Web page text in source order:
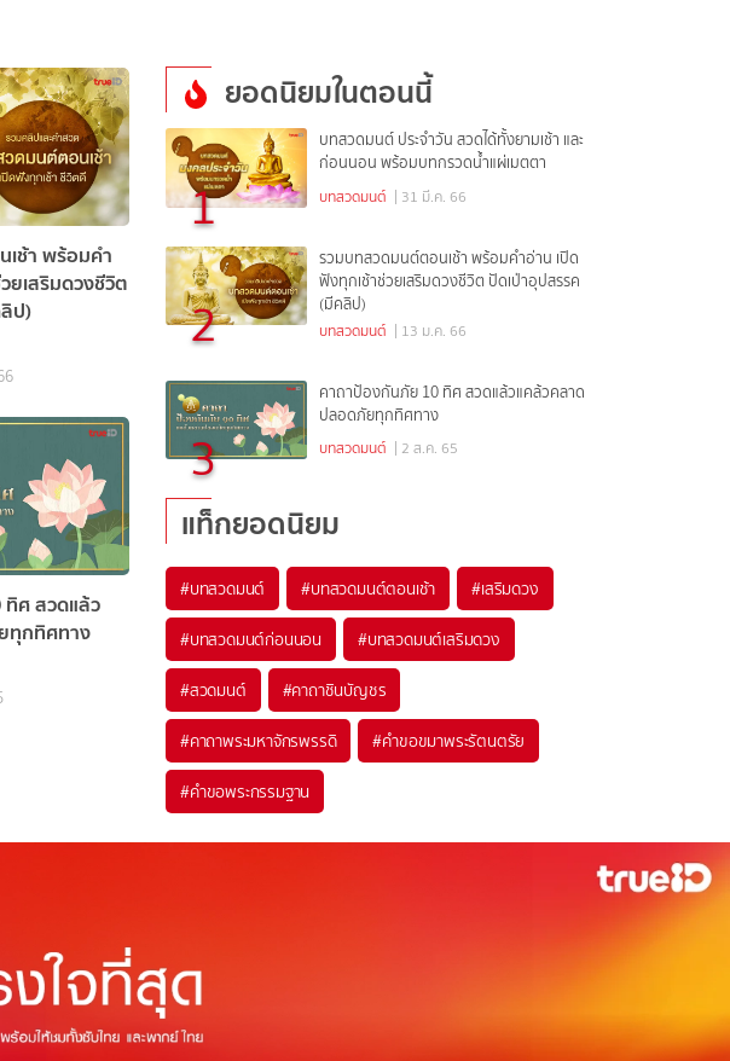
ช้า พร้อมคำ
ยเสริมดวงชีวิต
ป)
ศ สวดแล้ว
ทุกทิศทาง
ยอดนิยมในตอนนี้
1
บทสวดมนต์ ประจำวัน สวดได้ทั้งยามเช้า และ
ก่อนนอน พร้อมบทกรวดน้ำแผ่เมตตา
บทสวดมนต์ | 31 มี.ค. 66
2
รวมบทสวดมนต์ตอนเช้า พร้อมคำอ่าน เปิด
ฟังทุกเช้าช่วยเสริมดวงชีวิต ปัดเป่าอุปสรรค
(มีคลิป)
บทสวดมนต์ | 13 ม.ค. 66
3
คาถาป้องกันภัย 10 ทิศ สวดแล้วแคล้วคลาด
ปลอดภัยทุกทิศทาง
บทสวดมนต์ | 2 ส.ค. 65
แท็กยอดนิยม
#บทสวดมนต์ #บทสวดมนต์ตอนเช้า #เสริมดวง
#บทสวดมนต์ก่อนนอน #บทสวดมนต์เสริมดวง
#สวดมนต์ #คาถาชินบัญชร
#คาถาพระมหาจักรพรรดิ #คำขอขมาพระรัตนตรัย
#คำขอพระกรรมฐาน